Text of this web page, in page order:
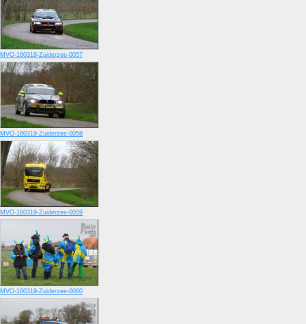
MVO-160319-Zuiderzee-0057
MVO-160319-Zuiderzee-0058
MVO-160319-Zuiderzee-0059
MVO-160319-Zuiderzee-0060